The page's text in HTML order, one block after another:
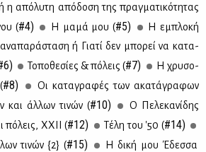
η από­λυ­τη από­δο­ση της πραγ­μα­τι­κό­τη­τας
(#4) Η μα­μά μου (#5)
Η εμπλο­κή
ή Για­τί δεν μπο­ρεί να κα­τα­
Το­πο­θε­σί­ες & πό­λεις (#7)
Η χρυ­σο­
#8)
Οι κα­τα­γρα­φές των ακα­τά­γρα­φων
και άλ­λων τι­νών (#10)
Ο Πε­λε­κα­νί­δης
πό­λεις, ΧΧΙΙ (#12) Τέ­λη του '50 (#14)
τι­νών {2} (#15)
Η δι­κή μου Έδεσ­σα